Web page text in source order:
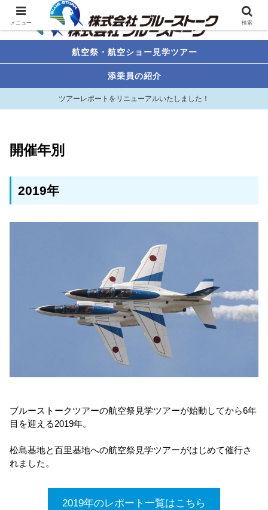
航空祭・航空ショー見学ツアー
添乗員の紹介
ツアーレポートをリニューアルいたしました！
開催年別
2019年
ブルーストークツアーの航空祭見学ツアーが始動してから6年
目を迎える2019年。
松島基地と百里基地への航空祭見学ツアーがはじめて催行さ
れました。
2019年のレポート一覧はこちら
メニュー 検索